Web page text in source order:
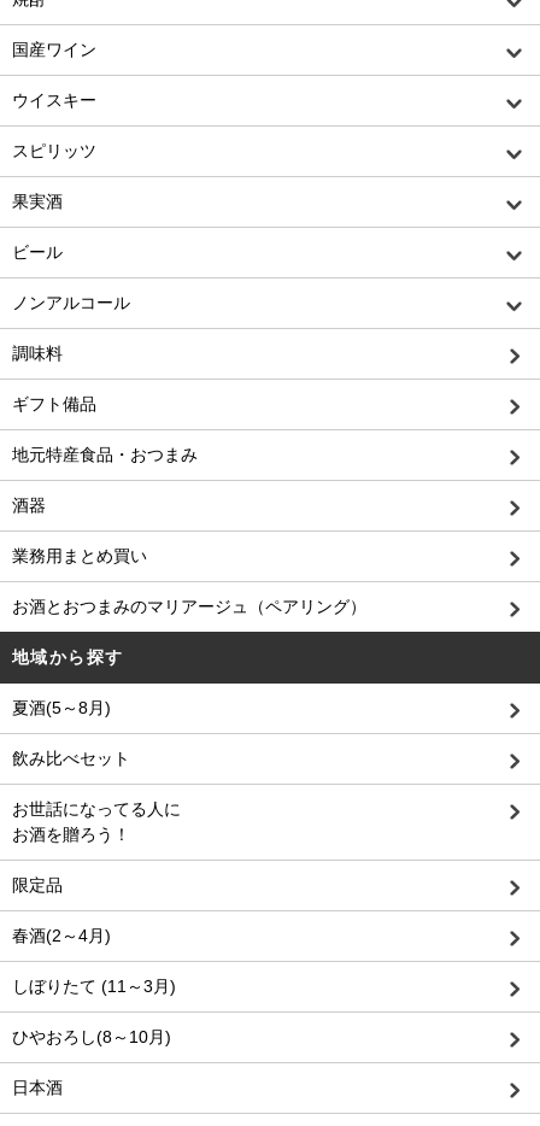
国産ワイン
ウイスキー
スピリッツ
果実酒
ビール
ノンアルコール
調味料
ギフト備品
地元特産食品・おつまみ
酒器
業務用まとめ買い
お酒とおつまみのマリアージュ（ペアリング）
地域から探す
夏酒(5～8月)
飲み比べセット
お世話になってる人に
お酒を贈ろう！
限定品
春酒(2～4月)
しぼりたて (11～3月)
ひやおろし(8～10月)
日本酒